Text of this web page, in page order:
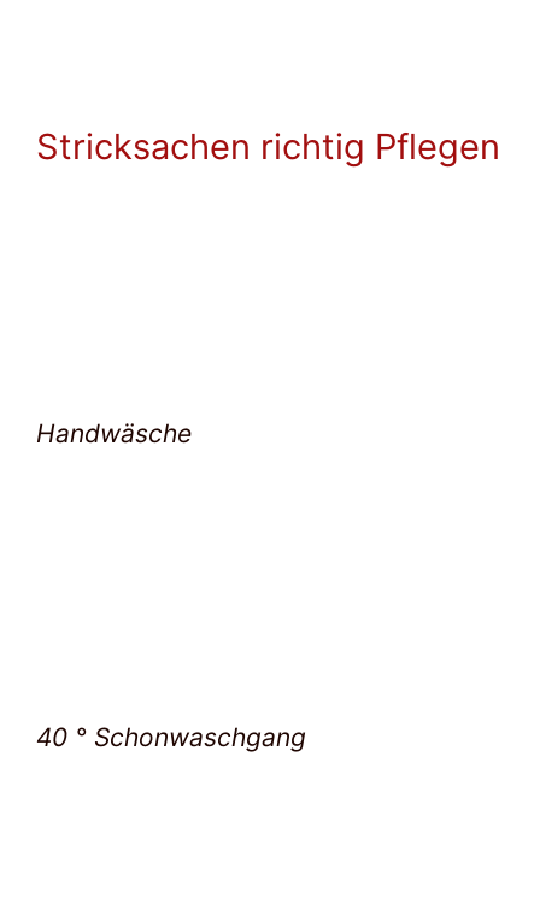
Stricksachen richtig Pflegen
Handwäsche
40 ° Schonwaschgang